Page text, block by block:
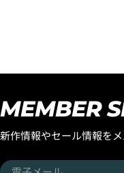
MEMBER
新作情報やセール情報を
電